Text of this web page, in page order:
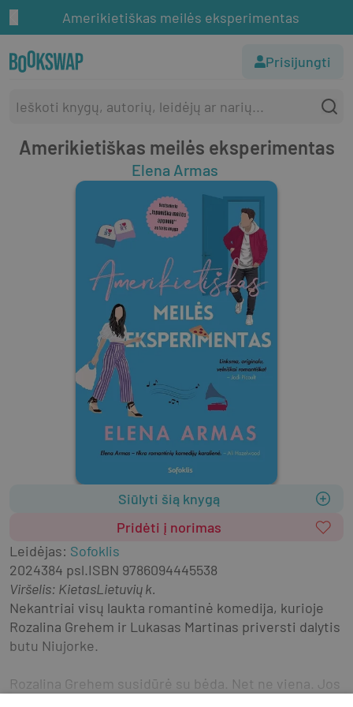
Amerikietiškas meilės eksperimentas
Prisijungti
Amerikietiškas meilės eksperimentas
Elena Armas
Siūlyti šią knygą
Pridėti į norimas
Leidėjas: Sofoklis
2024384 psl.ISBN 9786094445538
Viršelis: KietasLietuvių k.
Nekantriai visų laukta romantinė komedija, kurioje
Rozalina Grehem ir Lukasas Martinas priversti dalytis
butu Niujorke.
Rozalina Grehem susidūrė su bėda. Net ne viena. Jos